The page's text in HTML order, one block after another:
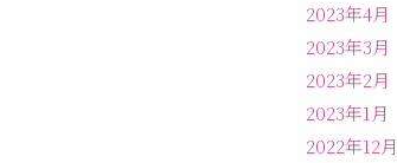
2023年4月
2023年3月
2023年2月
2023年1月
2022年12月